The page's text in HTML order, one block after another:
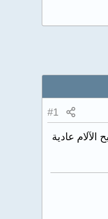
#1
ثم تصبح الآلام عادية